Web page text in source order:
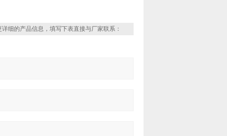
细的产品信息，填写下表直接与厂家联系：